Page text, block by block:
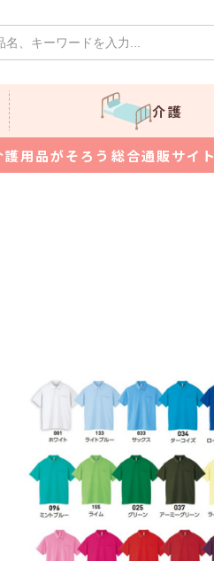
介護
用品がそろう総合通販サイト